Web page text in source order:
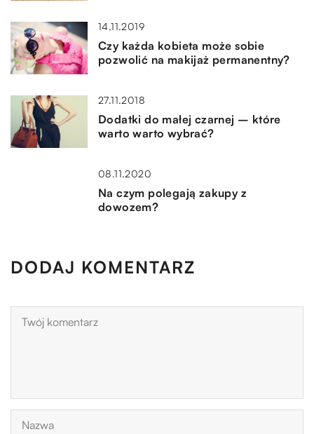
14.11.2019
Czy każda kobieta może sobie
pozwolić na makijaż permanentny?
27.11.2018
Dodatki do małej czarnej – które
warto warto wybrać?
08.11.2020
Na czym polegają zakupy z
dowozem?
DODAJ KOMENTARZ